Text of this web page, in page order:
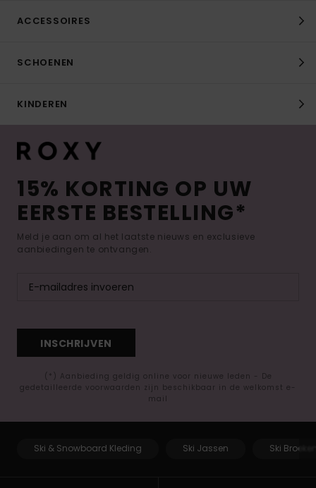
ACCESSOIRES
SCHOENEN
KINDEREN
15% KORTING OP UW
EERSTE BESTELLING*
Meld je aan om al het laatste nieuws en exclusieve
aanbiedingen te ontvangen.
INSCHRIJVEN
(*) Aanbieding geldig online voor nieuwe leden - De
gedetailleerde voorwaarden zijn beschikbaar in de welkomst e-
mail
Ski & Snowboard Kleding Ski Jassen Ski